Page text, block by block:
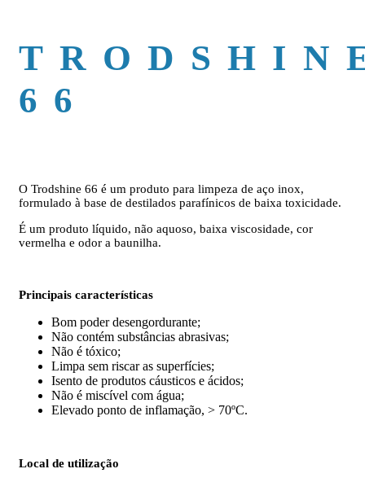
66
O Trodshine 66 é um produto para limpeza de aço inox,
formulado à base de destilados parafínicos de baixa toxicidade.
É um produto líquido, não aquoso, baixa viscosidade, cor
vermelha e odor a baunilha.
Principais características
Bom poder desengordurante;
Não contém substâncias abrasivas;
Não é tóxico;
Limpa sem riscar as superfícies;
Isento de produtos cáusticos e ácidos;
Não é miscível com água;
Elevado ponto de inflamação, > 70ºC.
Local de utilização